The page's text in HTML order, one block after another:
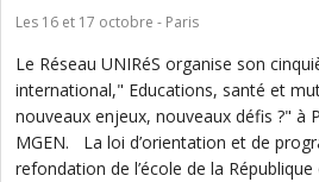
Les 16 et 17 octobre - Paris
Le Réseau UNIRéS organise son
international," Educations, santé et
nouveaux enjeux, nouveaux défis ?" à
MGEN. La loi d’orientation et de
refondation de l’école de la